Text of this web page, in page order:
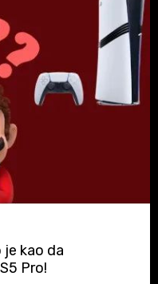
je kao da
Pro!